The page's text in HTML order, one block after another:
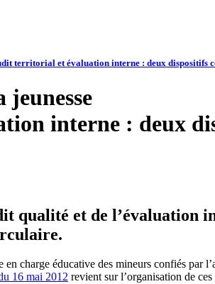
territorial et évaluation interne : deux dispositifs
interne : deux
qualité et de
charge éducative des mineurs confiés
16 mai 2012 revient sur l’organisation de